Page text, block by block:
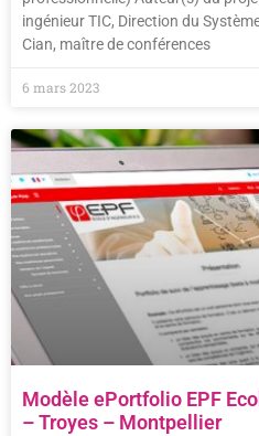
ingénieur TIC, Direction du
Cian, maître de conférences
6 mars 2023
Modèle ePortfolio EPF
– Troyes – Montpellier